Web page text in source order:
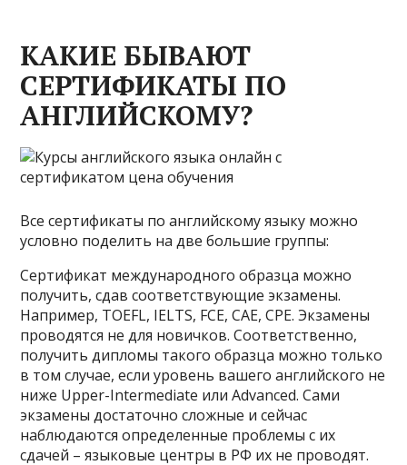
КАКИЕ БЫВАЮТ
СЕРТИФИКАТЫ ПО
АНГЛИЙСКОМУ?
Все сертификаты по английскому языку можно
условно поделить на две большие группы:
Сертификат международного образца можно
получить, сдав соответствующие экзамены.
Например, TOEFL, IELTS, FCE, CAE, CPE. Экзамены
проводятся не для новичков. Соответственно,
получить дипломы такого образца можно только
в том случае, если уровень вашего английского не
ниже Upper-Intermediate или Advanced. Сами
экзамены достаточно сложные и сейчас
наблюдаются определенные проблемы с их
сдачей – языковые центры в РФ их не проводят.